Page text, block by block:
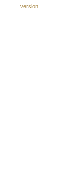
version